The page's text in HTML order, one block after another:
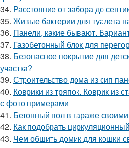
34. Расстояние от забора до
35. Живые бактерии для туалета
36. Панели, какие бывают.
37. Газобетонный блок для
38. Безопасное покрытие для
участка?
39. Строительство дома из сип
40. Коврики из тряпок. Коврик из
с фото примерами
41. Бетонный пол в гараже
42. Как подобрать
43. Чем обшить домик для кошки